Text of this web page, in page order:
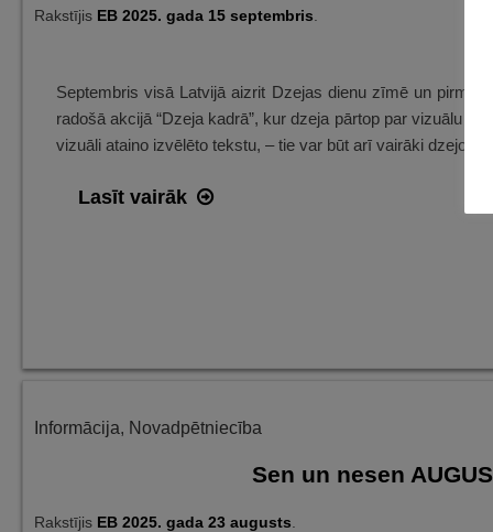
Rakstījis EB 2025. gada 15 septembris
Septembris visā Latvijā aizrit Dzejas dienu zīmē un pirmo
radošā akcijā “Dzeja kadrā”, kur dzeja pārtop par vizuālu
vizuāli ataino izvēlēto tekstu, – tie var būt arī vairāki dzejoļi
Lasīt vairāk
Informācija, Novadpētniecība
Sen un nesen
Rakstījis EB 2025. gada 23 augusts